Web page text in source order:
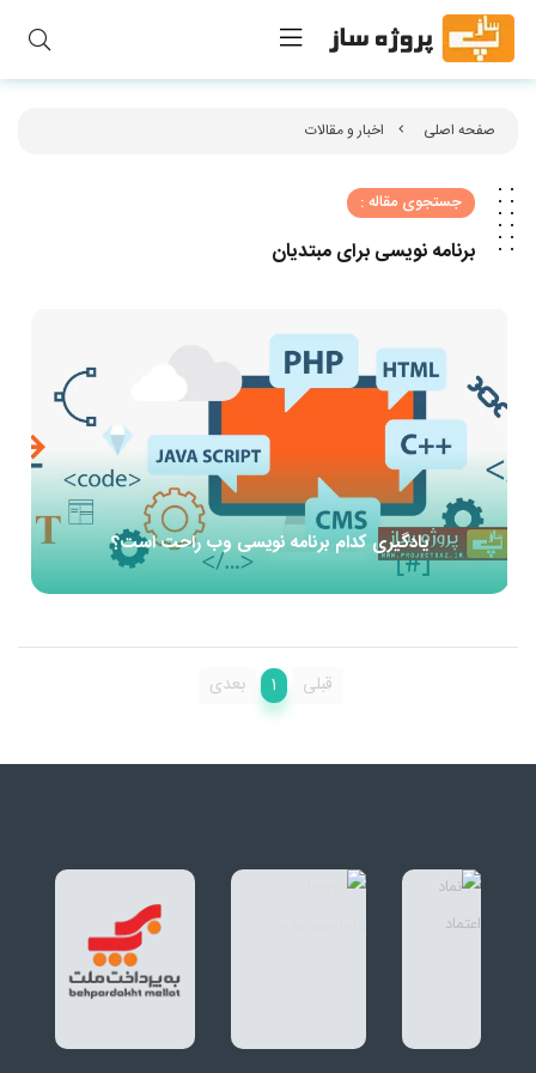
صفحه اصلی اخبار و مقالات
جستجوی مقاله :
برنامه‌ نویسی برای مبتدیان
یادگیری کدام برنامه نویسی وب راحت است؟
1